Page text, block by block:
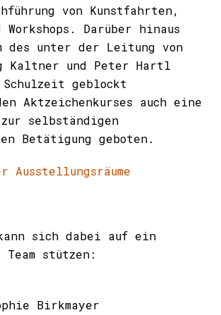
von Kunstfahrten,
Workshops. Darüber hinaus
des unter der Leitung von
Kaltner und Peter Hartl
Schulzeit geblockt
Aktzeichenkurses auch eine
selbständigen
Betätigung geboten.
Ausstellungsräume
sich dabei auf ein
Team stützen:
Birkmayer